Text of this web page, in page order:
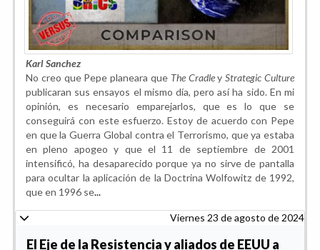
Karl Sanchez
No creo que Pepe planeara que The CradleyStrategic Culture
publicaran sus ensayos el mismo día, pero así ha sido. En mi
opinión, es necesario emparejarlos, que es lo que se
conseguirá con este esfuerzo. Estoy de acuerdo con Pepe
en que la Guerra Global contra el Terrorismo, que ya estaba
en pleno apogeo y que el 11 de septiembre de 2001
intensificó, ha desaparecido porque ya no sirve de pantalla
para ocultar la aplicación de la Doctrina Wolfowitz de 1992,
que en 1996 se...
Viernes 23 de agosto de 2024
El Eje de la Resistencia y aliados de EEUU a